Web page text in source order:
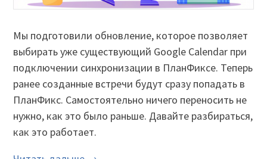
Мы подготовили обновление, которое позволяет
выбирать уже существующий Google Calendar при
подключении синхронизации в ПланФиксе. Теперь
ранее созданные встречи будут сразу попадать в
ПланФикс. Самостоятельно ничего переносить не
нужно, как это было раньше. Давайте разбираться,
как это работает.